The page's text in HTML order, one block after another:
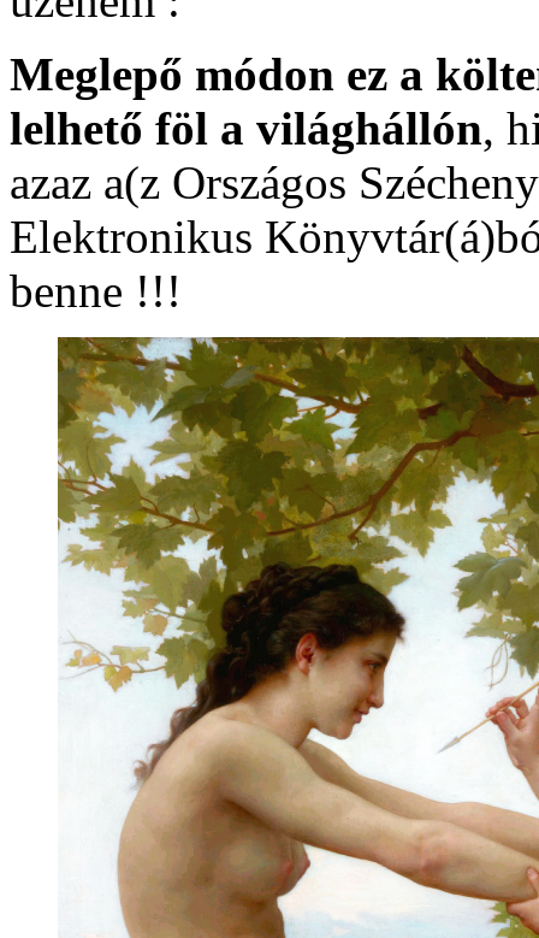
Meglepő módon ez a
lelhető föl a világhállón,
azaz a(z Országos
Elektronikus
benne !!!